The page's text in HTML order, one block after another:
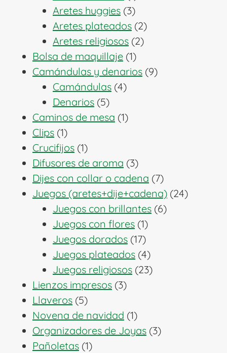
producto
Aretes huggies 33
productos
Aretes plateados 22
productos
Aretes religiosos 22
Bolsa de maquillaje 11
producto
Camándulas y denarios 99
Camándulas 44
Denarios 55
productos
Caminos de mesa 11
Clips 11
producto
Crucifijos 11
producto
Difusores de aroma 33
productos
Dijes con collar o cadena 77
productos
Juegos (aretes+dije+cadena) 2424
Juegos con brillantes 66
Juegos con flores 11
producto
Juegos dorados 1717
productos
Juegos plateados 44
productos
Juegos religiosos 2323
Lienzos impresos 33
Llaveros 55
productos
Novena de navidad 11
producto
Organizadores de Joyas 33
Pañoletas 11